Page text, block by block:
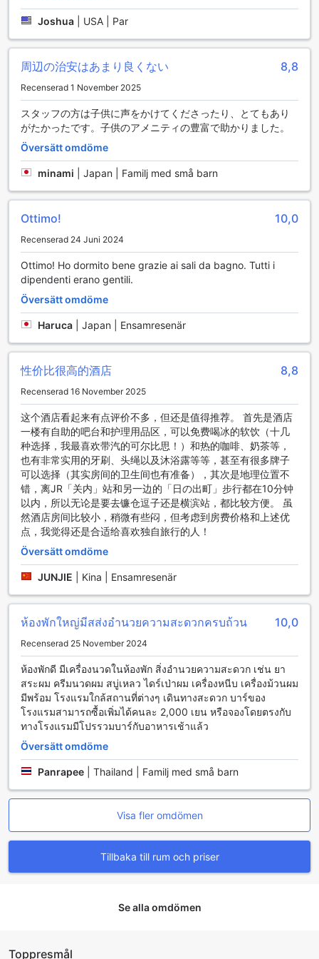
njuta av en kväll med goda drinkar eller ge dig själv en
välförtjänt paus i form av massage, så erbjuder Pasela-no-
Mori Yokohama Kannai allt du behöver för att skapa
minnesvärda stunder.
Bekvämlighetsfaciliteter på Pasela-no-Mori Yokohama
Kannai
På Pasela-no-Mori Yokohama Kannai kan gästerna njuta av
en rad bekvämlighetsfaciliteter som gör vistelsen både
bekväm och minnesvärd. Hotellet erbjuder gratis Wi-Fi i alla
rum, vilket gör att du kan hålla kontakten med vänner och
begränsningar. Dessutom finns det Wi-Fi i de offentliga
områdena, perfekt för att arbeta eller surfa på nätet medan
För dem som reser med mycket bagage erbjuder hotellet
en praktisk bagageförvaring, vilket gör det enkelt att
utforska staden utan att behöva bära runt på tunga väskor.
Hotellet har också en avdelning för rökning, vilket ger
rökare en avskild plats att njuta av sina stunder. För att
göra din vistelse så bekväm som möjligt, tillhandahåller
Pasela-no-Mori Yokohama Kannai daglig städning, vilket
säkerställer att ditt rum alltid är rent och fräscht.
Transportmöjligheter på Pasela-no-Mori Yokohama
Kannai
Pasela-no-Mori Yokohama Kannai erbjuder utmärkta
transportmöjligheter för sina gäster, vilket gör det enkelt att
utforska Yokohama och dess omgivningar. Hotellet har en
bekväm självkörningsparkering som ger dig friheten att
komma och gå som du vill. Med gratis parkering på plats
kan du tryggt lämna din bil medan du njuter av allt som
staden har att erbjuda.
Denna smidiga parkeringstjänst gör det möjligt för dig att
planera dina utflykter utan att behöva oroa dig för
parkeringsavgifter eller tillgänglighet. Oavsett om du är här
för affärer eller nöje, kan du enkelt navigera till de många
attraktionerna i Yokohama, inklusive den vackra hamnen,
shoppingområden och kulturella sevärdheter, allt i ditt eget
tempo.
Rumfaciliteter på Pasela-no-Mori Yokohama Kannai
På Pasela-no-Mori Yokohama Kannai erbjuder varje rum en
bekväm och avkopplande atmosfär, perfekt för både
affärsresenärer och semesterfirare. Rummen är utrustade
med luftkonditionering som säkerställer en behaglig
temperatur oavsett väder utanför. För att göra din vistelse
ännu mer bekväm finns det en modern TV där du kan njuta
av dina favoritprogram och filmer efter en lång dag av
upptäckter i Yokohama.
Varje rum har också en egen balkong eller terrass, vilket
ger dig möjlighet att njuta av en fantastisk utsikt och friska
luften. Dessutom finns det en kylskåp för att förvara dina
drycker och snacks, vilket gör det enkelt att njuta av en
lätt måltid när som helst. För din personliga komfort
tillhandahåller hotellet även högkvalitativa toalettartiklar,
fräscha sängkläder och handdukar, så att du kan känna
dig som hemma under hela din vistelse.
Upplev en smakfull frukostbuffé på Pasela-no-Mori
Joshua USA | Par
周辺の治安はあまり良くない 8,8
Recenserad 1 November 2025
スタッフの方は子供に声をかけてくださったり、とてもあり
がたかったです。子供のアメニティの豊富で助かりました。
Översätt omdöme
minami Japan | Familj med små barn
Ottimo! 10,0
Recenserad 24 Juni 2024
Ottimo! Ho dormito bene grazie ai sali da bagno. Tutti i
dipendenti erano gentili.
Översätt omdöme
Haruca Japan | Ensamresenär
性价比很高的酒店 8,8
Recenserad 16 November 2025
这个酒店看起来有点评价不多，但还是值得推荐。 首先是酒店
一楼有自助的吧台和护理用品区，可以免费喝冰的软饮（十几
种选择，我最喜欢带汽的可尔比思！）和热的咖啡、奶茶等，
也有非常实用的牙刷、头绳以及沐浴露等等，甚至有很多牌子
可以选择（其实房间的卫生间也有准备），其次是地理位置不
错，离JR「关内」站和另一边的「日の出町」步行都在10分钟
以内，所以无论是要去镰仓逗子还是横滨站，都比较方便。 虽
然酒店房间比较小，稍微有些闷，但考虑到房费价格和上述优
点，我觉得还是合适给喜欢独自旅行的人！
Översätt omdöme
JUNJIE Kina | Ensamresenär
ห้องพักใหญ่มีสส่งอำนวยความสะดวกครบถ้วน 10,0
Recenserad 25 November 2024
ห้องพักดี มีเครื่องนวดในห้องพัก สิ่งอำนวยความสะดวก เช่น ยา
สระผม ครีมนวดผม สบู่เหลว ไดร์เป่าผม เครื่องหนีบ เครื่องม้วนผม
มีพร้อม โรงแรมใกล้สถานที่ต่างๆ เดินทางสะดวก บาร์ของ
โรงแรมสามารถซื้อเพิ่มได้คนละ 2,000 เยน หรือจองโดยตรงกับ
ทางโรงแรมมีโปรรวมบาร์กับอาหารเช้าแล้ว
Översätt omdöme
Panrapee Thailand | Familj med små barn
Visa fler omdömen
Tillbaka till rum och priser
Se alla omdömen
Toppresmål